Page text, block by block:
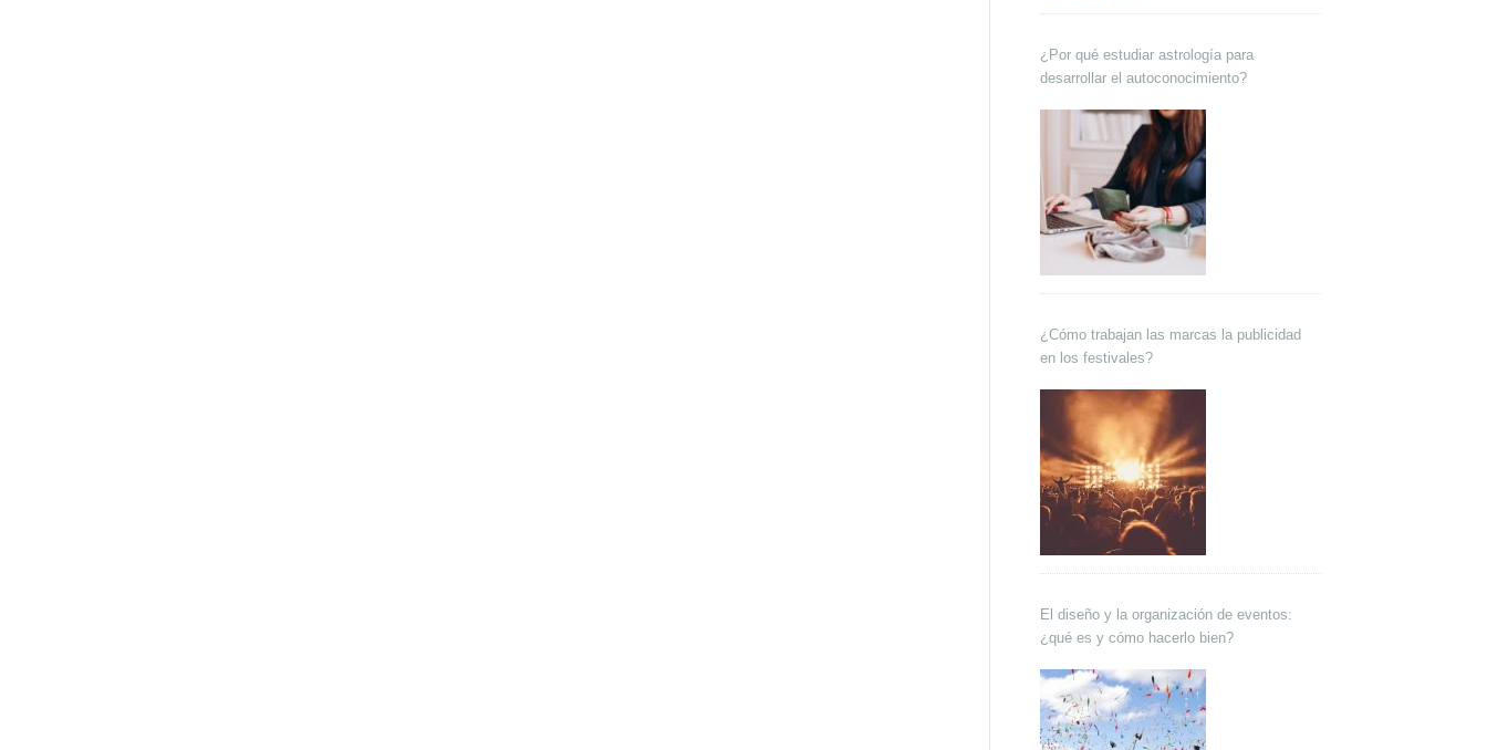
¿Por qué estudiar astrología para
desarrollar el autoconocimiento?
¿Cómo trabajan las marcas la publicidad
en los festivales?
El diseño y la organización de eventos:
¿qué es y cómo hacerlo bien?